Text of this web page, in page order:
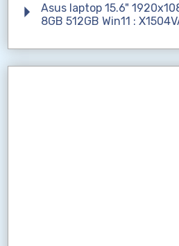
Asus laptop 15.6"
8GB 512GB Win11 :